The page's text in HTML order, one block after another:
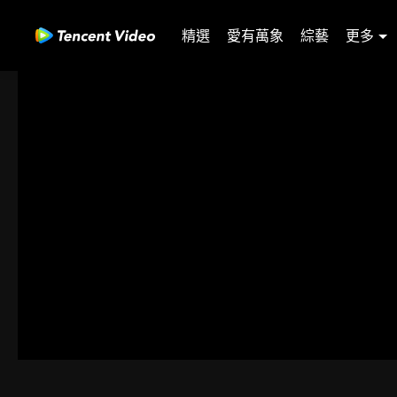
精選 愛有萬象 綜藝 更多